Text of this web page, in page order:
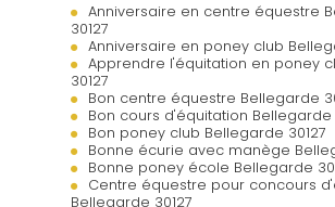
Anniversaire en centre équestre
30127
Anniversaire en poney club
Apprendre l'équitation en poney
30127
Bon centre équestre Bellegarde
Bon cours d'équitation Bellegarde
Bon poney club Bellegarde 30127
Bonne écurie avec manège
Bonne poney école Bellegarde
Centre équestre pour concours
Bellegarde 30127